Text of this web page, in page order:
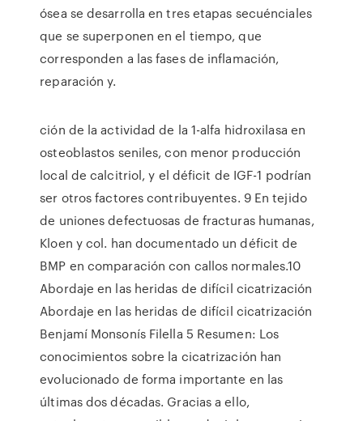
ósea se desarrolla en tres etapas secuénciales
que se superponen en el tiempo, que
corresponden a las fases de inflamación,
reparación y.
ción de la actividad de la 1-alfa hidroxilasa en
osteoblastos seniles, con menor producción
local de calcitriol, y el déficit de IGF-1 podrían
ser otros factores contribuyentes. 9 En tejido
de uniones defectuosas de fracturas humanas,
Kloen y col. han documentado un déficit de
BMP en comparación con callos normales.10
Abordaje en las heridas de difícil cicatrización
Abordaje en las heridas de difícil cicatrización
Benjamí Monsonís Filella 5 Resumen: Los
conocimientos sobre la cicatrización han
evolucionado de forma importante en las
últimas dos décadas. Gracias a ello,